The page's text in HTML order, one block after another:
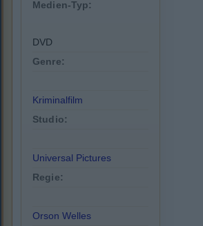
Medien-Typ:
DVD
Genre:
Kriminalfilm
Studio:
Universal Pictures
Regie:
Orson Welles